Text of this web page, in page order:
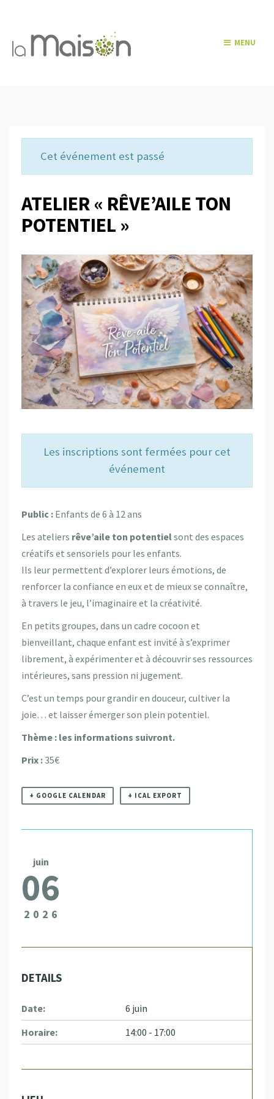
MENU
Cet événement est passé
ATELIER « RÊVE’AILE TON
POTENTIEL »
Les inscriptions sont fermées pour cet
événement
Public : Enfants de 6 à 12 ans
Les ateliers rêve’aile ton potentielsont des espaces
créatifs et sensoriels pour les enfants.
Ils leur permettent d’explorer leurs émotions, de
renforcer la confiance en eux et de mieux se connaître,
à travers le jeu, l’imaginaire et la créativité.
En petits groupes, dans un cadre cocoon et
bienveillant, chaque enfant est invité à s’exprimer
librement, à expérimenter et à découvrir ses ressources
intérieures, sans pression ni jugement.
C’est un temps pour grandir en douceur, cultiver la
joie… et laisser émerger son plein potentiel.
Thème : les informations suivront.
Prix :35€
+ GOOGLE CALENDAR + ICAL EXPORT
juin
06
2026
DETAILS
Date:
6 juin
Horaire:
14:00 - 17:00